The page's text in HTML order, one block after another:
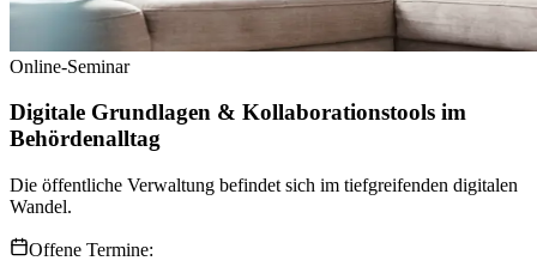
Online-Seminar
Digitale Grundlagen & Kollaborationstools im
Behördenalltag
Die öffentliche Verwaltung befindet sich im tiefgreifenden digitalen
Wandel.
Offene Termine: